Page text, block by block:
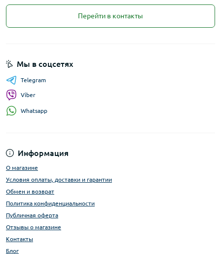
Перейти в контакты
Информация
О магазине
Условия оплаты, доставки и гарантии
Обмен и возврат
Политика конфиденциальности
Публичная оферта
Отзывы о магазине
Контакты
Блог
Мы в соцсетях
Telegram
Viber
Whatsapp